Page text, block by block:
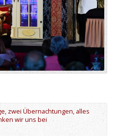
zwei Übernachtungen, alles
wir uns bei